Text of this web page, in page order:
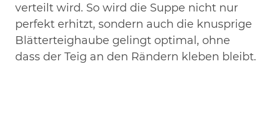
verteilt wird. So wird die Suppe nicht nur
perfekt erhitzt, sondern auch die knusprige
Blätterteighaube gelingt optimal, ohne
dass der Teig an den Rändern kleben bleibt.